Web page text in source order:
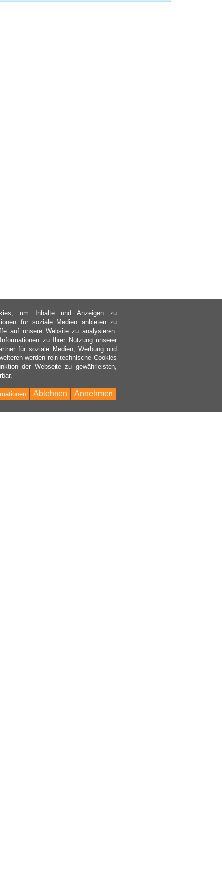
um Inhalte und Anzeigen zu
für soziale Medien anbieten zu
auf unsere Website zu analysieren.
zu Ihrer Nutzung unserer
für soziale Medien, Werbung und
werden rein technische Cookies
der Webseite zu gewährleisten,
Annehmen
Ablehnen